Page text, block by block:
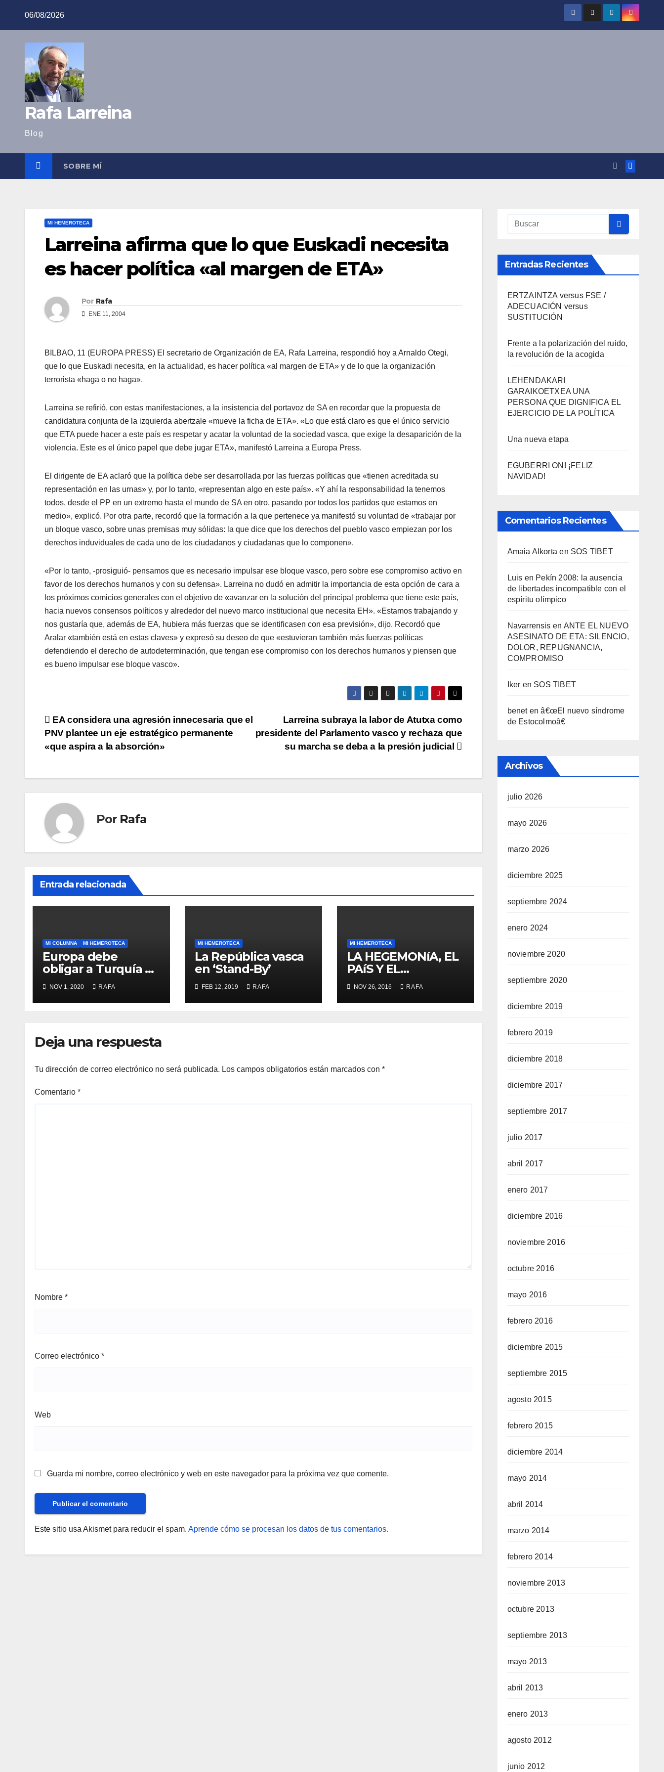
06/08/2026
Rafa Larreina
Blog
SOBRE MÍ
MI HEMEROTECA
Larreina afirma que lo que Euskadi necesita
es hacer polí­tica «al margen de ETA»
Por Rafa
ENE 11, 2004
BILBAO, 11 (EUROPA PRESS) El secretario de Organización de EA, Rafa Larreina, respondió hoy a Arnaldo Otegi,
que lo que Euskadi necesita, en la actualidad, es hacer polí­tica «al margen de ETA» y de lo que la organización
terrorista «haga o no haga».
Larreina se refirió, con estas manifestaciones, a la insistencia del portavoz de SA en recordar que la propuesta de
candidatura conjunta de la izquierda abertzale «mueve la ficha de ETA». «Lo que está claro es que el único servicio
que ETA puede hacer a este paí­s es respetar y acatar la voluntad de la sociedad vasca, que exige la desaparición de la
violencia. Este es el único papel que debe jugar ETA», manifestó Larreina a Europa Press.
El dirigente de EA aclaró que la polí­tica debe ser desarrollada por las fuerzas polí­ticas que «tienen acreditada su
representación en las urnas» y, por lo tanto, «representan algo en este paí­s». «Y ahí­ la responsabilidad la tenemos
todos, desde el PP en un extremo hasta el mundo de SA en otro, pasando por todos los partidos que estamos en
medio», explicó. Por otra parte, recordó que la formación a la que pertenece ya manifestó su voluntad de «trabajar por
un bloque vasco, sobre unas premisas muy sólidas: la que dice que los derechos del pueblo vasco empiezan por los
derechos induviduales de cada uno de los ciudadanos y ciudadanas que lo componen».
«Por lo tanto, -prosiguió- pensamos que es necesario impulsar ese bloque vasco, pero sobre ese compromiso activo en
favor de los derechos humanos y con su defensa». Larreina no dudó en admitir la importancia de esta opción de cara a
los próximos comicios generales con el objetivo de «avanzar en la solución del principal problema que tiene este paí­s,
hacia nuevos consensos polí­ticos y alrededor del nuevo marco institucional que necesita EH». «Estamos trabajando y
nos gustarí­a que, además de EA, hubiera más fuerzas que se identificasen con esa previsión», dijo. Recordó que
Aralar «también está en estas claves» y expresó su deseo de que «estuvieran también más fuerzas polí­ticas
defendiendo el derecho de autodeterminación, que tengan ese compromiso con los derechos humanos y piensen que
es bueno impulsar ese bloque vasco».
Navegación
de
Larreina subraya la labor de Atutxa como
presidente del Parlamento vasco y rechaza que
su marcha se deba a la presión judicial
EA considera una agresión innecesaria que el
PNV plantee un eje estratégico permanente
«que aspira a la absorción»
Por Rafa
Entrada relacionada
MI COLUMNA MI HEMEROTECA
Europa debe
obligar a Turquí­a a
respetar la
Convención de la
ONU y retirarse del
NOV 1, 2020 RAFA
MI HEMEROTECA
La República vasca
en ‘Stand-By’
FEB 12, 2019 RAFA
MI HEMEROTECA
LA HEGEMONíA, EL
PAíS Y EL
«MOMENTO RAFA
LARREINA»
NOV 26, 2016 RAFA
Deja una respuesta
Tu dirección de correo electrónico no será publicada. Los campos obligatorios están marcados con *
Comentario *
Nombre *
Correo electrónico *
Web
Guarda mi nombre, correo electrónico y web en este navegador para la próxima vez que comente.
Este sitio usa Akismet para reducir el spam. Aprende cómo se procesan los datos de tus comentarios.
Entradas Recientes
ERTZAINTZA versus FSE /
ADECUACIÓN versus
SUSTITUCIÓN
Frente a la polarización del ruido,
la revolución de la acogida
LEHENDAKARI
GARAIKOETXEA UNA
PERSONA QUE DIGNIFICA EL
EJERCICIO DE LA POLÍTICA
Una nueva etapa
EGUBERRI ON! ¡FELIZ
NAVIDAD!
Comentarios Recientes
Amaia Alkorta en SOS TIBET
Luis en Pekí­n 2008: la ausencia
de libertades incompatible con el
espí­ritu olí­mpico
Navarrensis en ANTE EL NUEVO
ASESINATO DE ETA: SILENCIO,
DOLOR, REPUGNANCIA,
COMPROMISO
Iker en SOS TIBET
benetenâ€œEl nuevo sí­ndrome
de Estocolmoâ€
Archivos
julio 2026
mayo 2026
marzo 2026
diciembre 2025
septiembre 2024
enero 2024
noviembre 2020
septiembre 2020
diciembre 2019
febrero 2019
diciembre 2018
diciembre 2017
septiembre 2017
julio 2017
abril 2017
enero 2017
diciembre 2016
noviembre 2016
octubre 2016
mayo 2016
febrero 2016
diciembre 2015
septiembre 2015
agosto 2015
febrero 2015
diciembre 2014
mayo 2014
abril 2014
marzo 2014
febrero 2014
noviembre 2013
octubre 2013
septiembre 2013
mayo 2013
abril 2013
enero 2013
agosto 2012
junio 2012